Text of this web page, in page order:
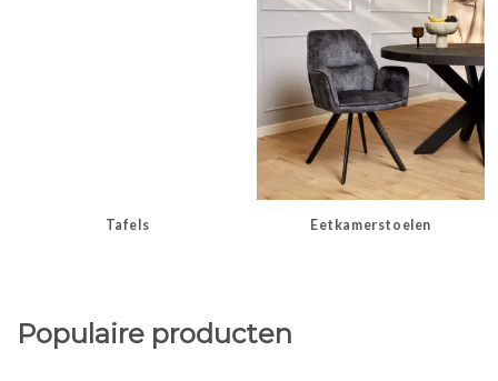
Tafels Eetkamerstoelen
Populaire producten